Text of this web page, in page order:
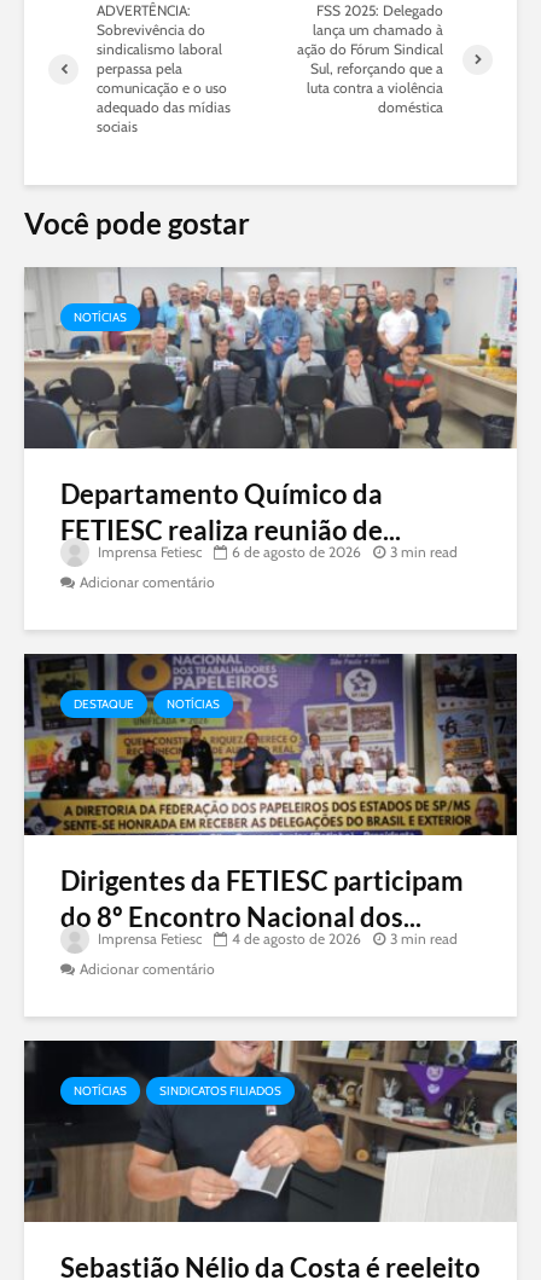
ADVERTÊNCIA:
Sobrevivência do
sindicalismo laboral
perpassa pela
comunicação e o uso
adequado das mídias
sociais
FSS 2025: Delegado
lança um chamado à
ação do Fórum Sindical
Sul, reforçando que a
luta contra a violência
doméstica
Você pode gostar
NOTÍCIAS
Departamento Químico da
FETIESC realiza reunião de...
Imprensa Fetiesc 6 de agosto de 2026
3 min read
Adicionar comentário
DESTAQUE NOTÍCIAS
Dirigentes da FETIESC participam
do 8º Encontro Nacional dos...
Imprensa Fetiesc 4 de agosto de 2026
3 min read
Adicionar comentário
NOTÍCIAS SINDICATOS FILIADOS
Sebastião Nélio da Costa é reeleito